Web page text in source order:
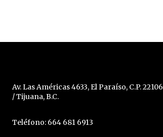
Av. Las Américas 4633, El Paraíso, C.P. 22106
/ Tijuana, B.C.
Teléfono: 664 681 6913